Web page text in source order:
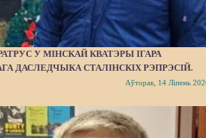
У МІНСКАЙ КВАТЭРЫ ІГАРА
ДАСЛЕДЧЫКА СТАЛІНСКІХ РЭПРЭСІЙ.
Аўторак, 14 Ліпень